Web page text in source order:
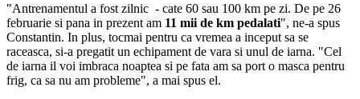
"Antrenamentul a fost zilnic - cate 60 sau 100 km pe zi. De pe 26
februarie si pana in prezent am 11 mii de km pedalati", ne-a spus
Constantin. In plus, tocmai pentru ca vremea a inceput sa se
raceasca, si-a pregatit un echipament de vara si unul de iarna. "Cel
de iarna il voi imbraca noaptea si pe fata am sa port o masca pentru
frig, ca sa nu am probleme", a mai spus el.